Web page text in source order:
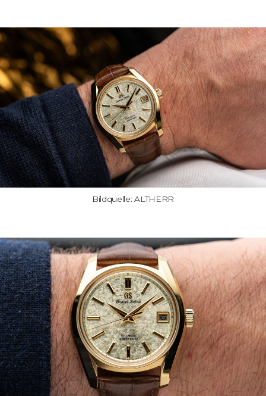
Bildquelle: ALTHERR